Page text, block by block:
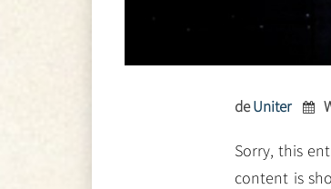
deUniter
Sorry, this
content is